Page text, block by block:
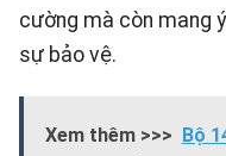
cường mà còn mang
sự bảo vệ.
Xem thêm >>> Bộ